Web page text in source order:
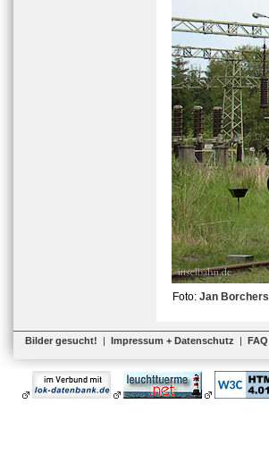
Foto: Jan Borchers
Bilder gesucht! | Impressum + Datenschutz | FAQ